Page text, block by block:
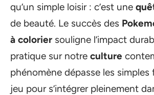
qu’un simple loisir : c’est une
de beauté. Le succès des
à colorier souligne l’impact
pratique sur notre culture
phénomène dépasse les simples
jeu pour s’intégrer pleinement